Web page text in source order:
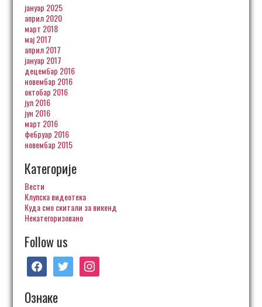
јануар 2025
април 2020
март 2018
мај 2017
април 2017
јануар 2017
децембар 2016
новембар 2016
октобар 2016
јул 2016
јун 2016
март 2016
фебруар 2016
новембар 2015
Категорије
Вести
Клупска видеотека
Куда смо скитали за викенд
Некатегоризовано
Follow us
facebooktwitter instagram
Ознаке